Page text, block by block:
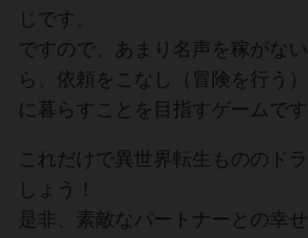
じです。
ですので、あまり名声を稼がな
ら、依頼をこなし（冒険を行う
に暮らすことを目指すゲームです
これだけで異世界転生もののド
しょう！
是非、素敵なパートナーとの幸